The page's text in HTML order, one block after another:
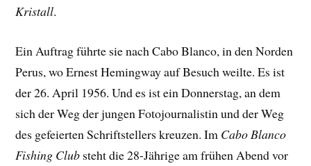
Kristall.
Ein Auftrag führte sie nach Cabo Blanco, in den Norden
Perus, wo Ernest Hemingway auf Besuch weilte. Es ist
der 26. April 1956. Und es ist ein Donnerstag, an dem
sich der Weg der jungen Fotojournalistin und der Weg
des gefeierten Schriftstellers kreuzen. Im Cabo Blanco
Fishing Club steht die 28-Jährige am frühen Abend vor